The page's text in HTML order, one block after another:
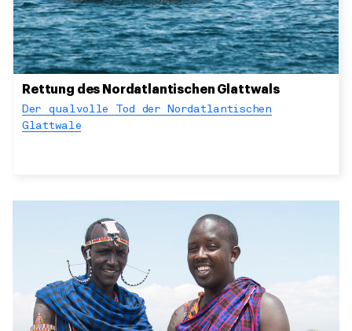
Rettung des Nordatlantischen Glattwals
Der qualvolle Tod der Nordatlantischen
Glattwale